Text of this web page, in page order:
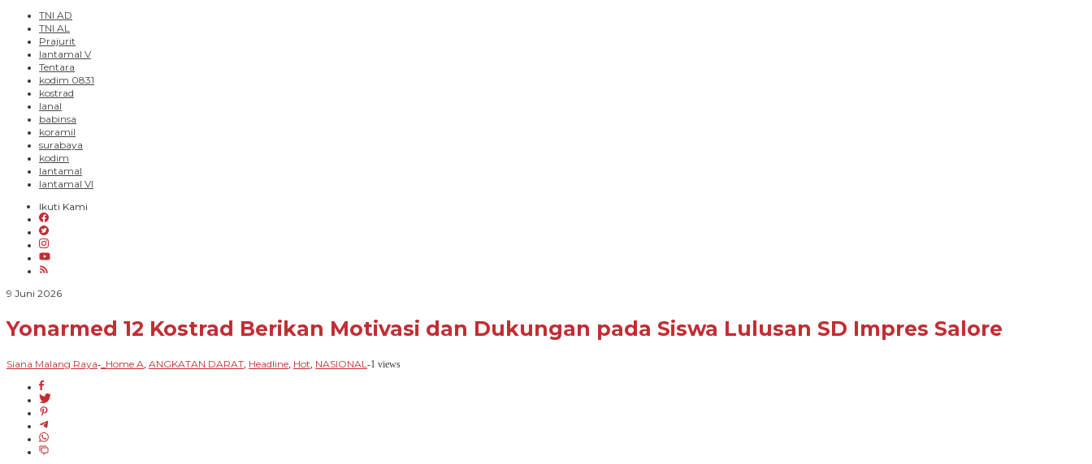
TNI AD
TNI AL
Prajurit
lantamal V
Tentara
kodim 0831
kostrad
lanal
babinsa
koramil
surabaya
kodim
lantamal
lantamal VI
Ikuti Kami
9 Juni 2026oleh
Raya
Yonarmed 12 Kostrad Berikan Motivasi dan Dukungan pada Siswa Lulusan SD Impres Salore
Siana Malang Raya- _Home A, ANGKATAN DARAT, Headline, Hot, NASIONAL -1 views